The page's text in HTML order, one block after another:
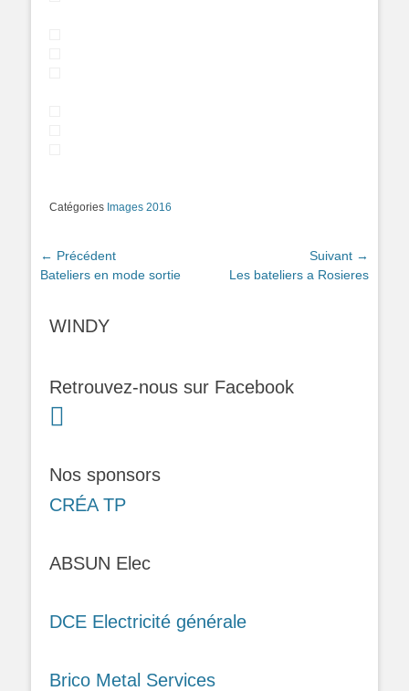
Catégories Images 2016
Navigation
de
← Précédent
Article
Bateliers en mode sortie
Suivant →
ArticleLes bateliers a Rosieres
WINDY
Retrouvez-nous sur Facebook
Nos sponsors
CRÉA TP
ABSUN Elec
DCE Electricité générale
Brico Metal Services